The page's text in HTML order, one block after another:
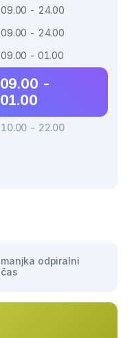
09.00 - 24.00
09.00 - 24.00
09.00 - 01.00
09.00 -
01.00
10.00 - 22.00
manjka odpiralni
čas